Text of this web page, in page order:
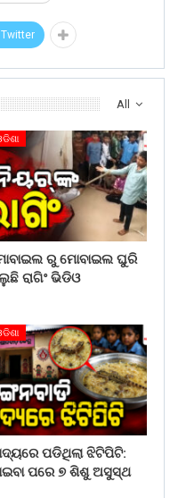
Twitter
All
ରୁ ମୋବାଇଲ ଘୁରି
ରାଗିଂ ଭିଡିଓ
ପଡିଥିଲା ଝିଟିପିଟି:
ପରେ ୭ ଶିଶୁ ଅସୁସ୍ଥ